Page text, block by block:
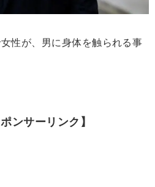
性が、男に身体を触られる事
ンサーリンク】